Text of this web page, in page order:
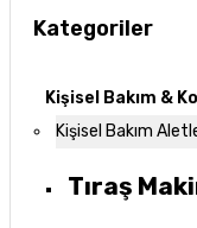
Kategoriler
Kişisel Bakım &
Kişisel Bakım
Tıraş